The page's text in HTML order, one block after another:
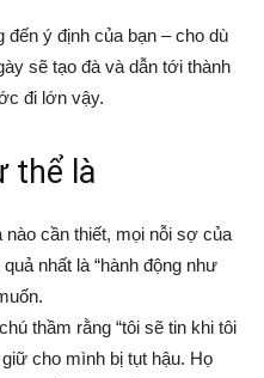
ý định của bạn – cho dù
sẽ tạo đà và dẫn tới thành
đi lớn vậy.
thể là
cần thiết, mọi nỗi sợ của
nhất là “hành động như
thầm rằng “tôi sẽ tin khi tôi
cho mình bị tụt hậu. Họ